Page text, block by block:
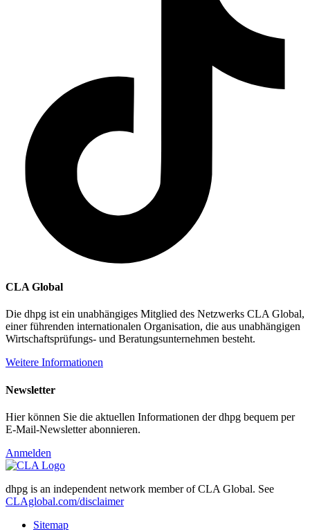
CLA Global
Die dhpg ist ein unabhängiges Mitglied des Netzwerks CLA Global,
einer führenden internationalen Organisation, die aus unabhängigen
Wirtschaftsprüfungs- und Beratungsunternehmen besteht.
Weitere Informationen
Newsletter
Hier können Sie die aktuellen Informationen der dhpg bequem per
E-Mail-Newsletter abonnieren.
Anmelden
dhpg is an independent network member of CLA Global. See
CLAglobal.com/disclaimer
Sitemap